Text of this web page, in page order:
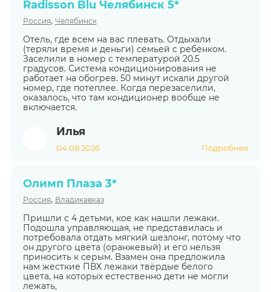
Radisson Blu Челябинск 5*
Россия, Челябинск
Отель, где всем на вас плевать. Отдыхали
(теряли время и деньги) семьей с ребенком.
Заселили в номер с температурой 20.5
градусов. Система кондиционирования не
работает на обогрев. 50 минут искали другой
номер, где потеплее. Когда перезаселили,
оказалось, что там кондиционер вообще не
включается.
Илья
04.08.2026 Подробнее
Олимп Плаза 3*
Россия, Владикавказ
Пришли с 4 детьми, кое как нашли лежаки.
Подошла управляющая, не представилась и
потребовала отдать мягкий шезлонг, потому что
он другого цвета (оранжевый) и его нельзя
приносить к серым. Взамен она предложила
нам жесткие ПВХ лежаки твёрдые белого
цвета, на которых естественно дети не могли
лежать,